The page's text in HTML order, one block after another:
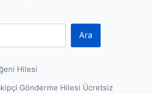
Ara
Hilesi
Gönderme Hilesi Ücretsiz